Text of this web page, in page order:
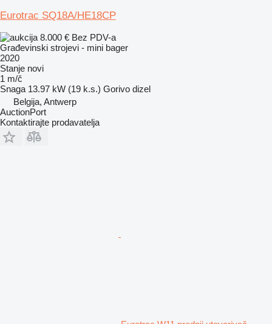
Eurotrac SQ18A/HE18CP
8.000 € Bez PDV-a
Građevinski strojevi - mini bager
2020
Stanje novi
1 m/č
Snaga 13.97 kW (19 k.s.) Gorivo dizel
Belgija, Antwerp
AuctionPort
Kontaktirajte prodavatelja